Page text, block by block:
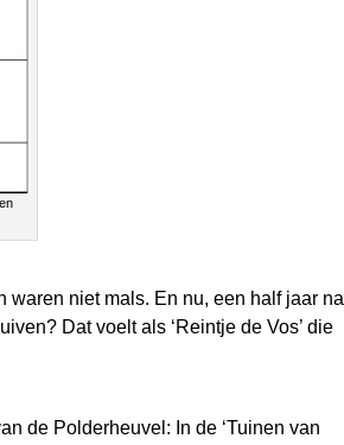
waren niet mals. En nu, een half jaar na
Dat voelt als ‘Reintje de Vos’ die
de Polderheuvel: In de ‘Tuinen van